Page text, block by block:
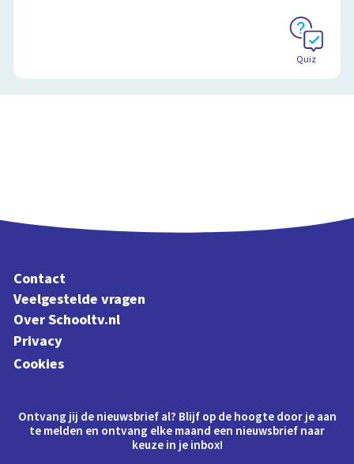
Quiz
Contact
Veelgestelde vragen
Over Schooltv.nl
Privacy
Cookies
Ontvang jij de nieuwsbrief al? Blijf op de hoogte door je aan
te melden en ontvang elke maand een nieuwsbrief naar
keuze in je inbox!